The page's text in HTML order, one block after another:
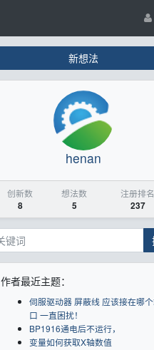
新想法
henan
创新数
8
想法数
5
注册排名
237
作者最近主题：
伺服驱动器 屏蔽线 应该接在哪
口 一直困扰！
BP1916通电后不运行，
变量如何获取X轴数值